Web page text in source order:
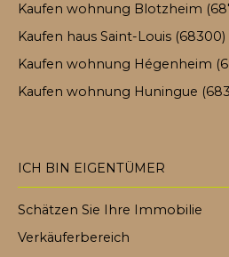
Kaufen wohnung Blotzheim
Kaufen haus Saint-Louis (68300)
Kaufen wohnung Hégenheim
Kaufen wohnung Huningue
ICH BIN EIGENTÜMER
Schätzen Sie Ihre Immobilie
Verkäuferbereich